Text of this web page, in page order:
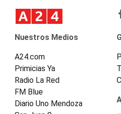
Nuestros Medios
A24.com
Primicias Ya
Radio La Red
FM Blue
Diario Uno Mendoza